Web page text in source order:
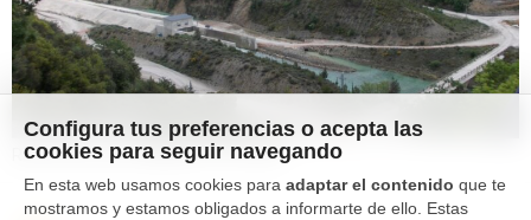
Configura tus preferencias o acepta las
cookies para seguir navegando
En esta web usamos cookies para adaptar el contenido que te
mostramos y estamos obligados a informarte de ello. Estas
RECORTES DE PRENSA 01-10-2013